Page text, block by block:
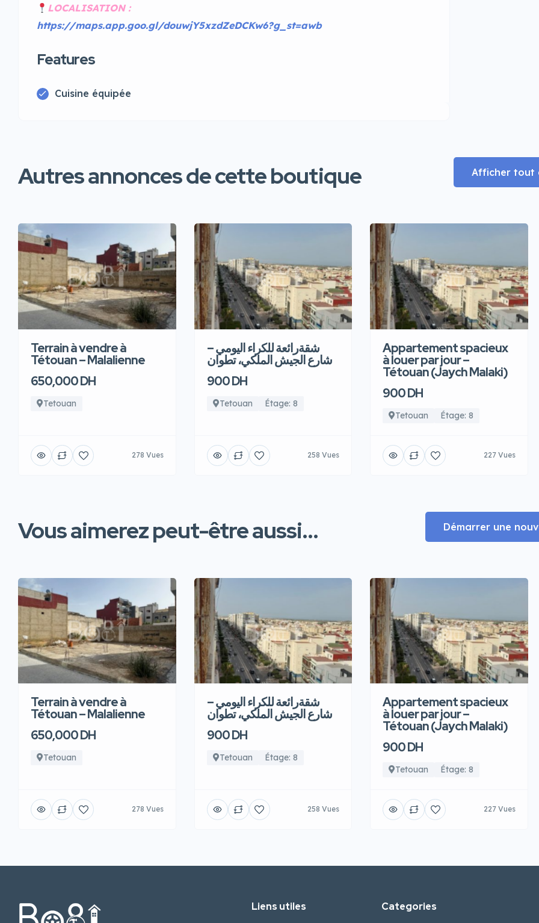
LOCALISATION :
https://maps.app.goo.gl/douwjY5xzdZeDCKw6?g_st=awb
Features
Cuisine équipée
Autres annonces de cette boutique Afficher tout
Terrain à vendre à
Tétouan – Malalienne
650,000 DH
Tetouan
278 Vues
شقةرائعة للكراء اليومي –
شارع الجيش الملكي، تطوان
900 DH
Tetouan Étage: 8
258 Vues
Appartement spacieux
à louer par jour –
Tétouan (Jaych Malaki)
900 DH
Tetouan Étage: 8
227 Vues
Vous aimerez peut-être aussi... Démarrer une
Terrain à vendre à
Tétouan – Malalienne
650,000 DH
Tetouan
278 Vues
شقةرائعة للكراء اليومي –
شارع الجيش الملكي، تطوان
900 DH
Tetouan Étage: 8
258 Vues
Appartement spacieux
à louer par jour –
Tétouan (Jaych Malaki)
900 DH
Tetouan Étage: 8
227 Vues
Liens utiles Categories